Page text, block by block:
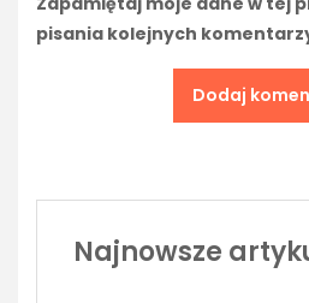
pisania kolejnych
Najnowsze